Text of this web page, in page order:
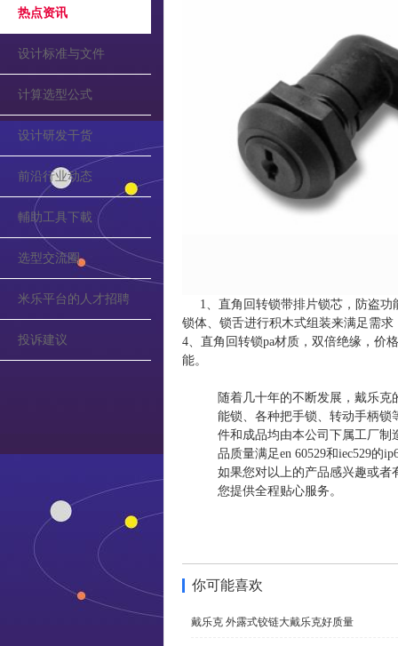
热点资讯
设计标准与文件
计算选型公式
设计研发干货
前沿行业动态
輔助工具下載
选型交流圈
米乐平台的人才招聘
投诉建议
1、直角回转锁带排片锁芯，防盗
锁体、锁舌进行积木式组装来满足需
4、直角回转锁pa材质，双倍绝缘，价
能。
随着几十年的不断发展，戴乐
能锁、各种把手锁、转动手柄锁
件和成品均由本公司下属工厂制
品质量满足en 60529和iec529的
如果您对以上的产品感兴趣或者
您提供全程贴心服务。
你可能喜欢
戴乐克 外露式铰链大戴乐克好质量